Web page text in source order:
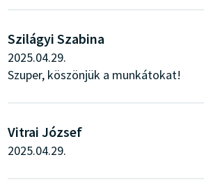
Szilágyi Szabina
2025.04.29.
Szuper, köszönjük a munkátokat!
Vitrai József
2025.04.29.